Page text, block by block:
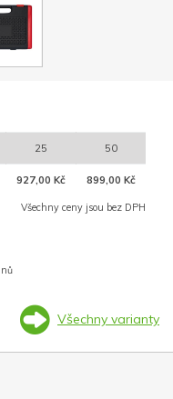
25 50
927,00 Kč 899,00 Kč
Všechny ceny jsou bez DPH
Všechny varianty